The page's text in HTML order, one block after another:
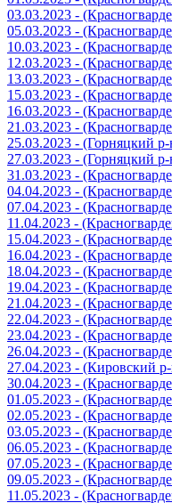
03.03.2023 -
05.03.2023 -
10.03.2023 -
12.03.2023 -
13.03.2023 -
15.03.2023 -
16.03.2023 -
21.03.2023 -
25.03.2023 - (Горняцкий
27.03.2023 - (Горняцкий
31.03.2023 -
04.04.2023 -
07.04.2023 -
11.04.2023 -
15.04.2023 -
16.04.2023 -
18.04.2023 -
19.04.2023 -
21.04.2023 -
22.04.2023 -
23.04.2023 -
26.04.2023 -
27.04.2023 - (Кировский
30.04.2023 -
01.05.2023 -
02.05.2023 -
03.05.2023 -
06.05.2023 -
07.05.2023 -
09.05.2023 -
11.05.2023 -